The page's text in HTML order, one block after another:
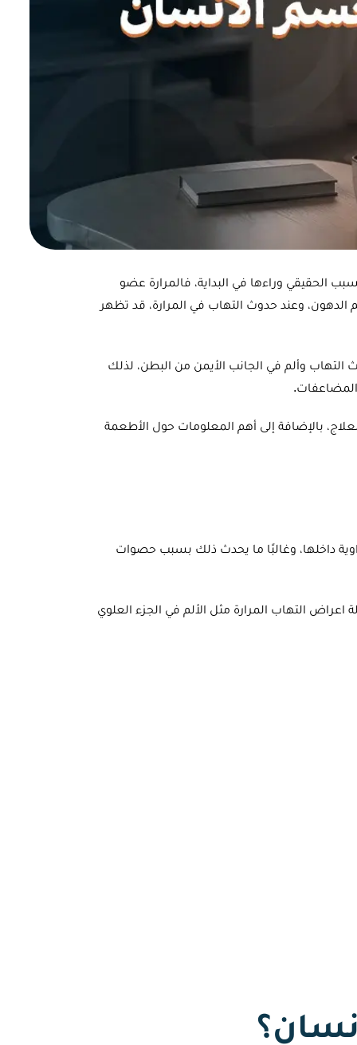
الحقيقي وراءها في البداية، فالمرارة عضو
وعند حدوث التهاب في المرارة، قد تظهر
التهاب وألم في الجانب الأيمن من البطن، لذلك
بالإضافة إلى أهم المعلومات حول الأطعمة
داخلها، وغالبًا ما يحدث ذلك بسبب حصوات
التهاب المرارة مثل الألم في الجزء العلوي